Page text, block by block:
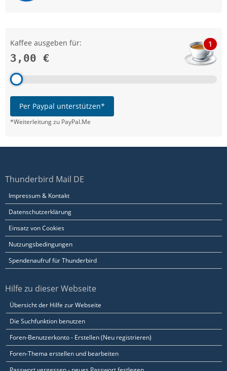
Kaffee ausgeben für:
3,00 €
1
Per Paypal unterstützen*
*Weiterleitung zu PayPal.Me
Thunderbird Mail DE
Impressum & Kontakt
Datenschutzerklärung
Einsatz von Cookies
Nutzungsbedingungen
Spendenaufruf für Thunderbird
Hilfe zu dieser Webseite
Übersicht der Hilfe zur Webseite
Die Suchfunktion benutzen
Foren-Benutzerkonto - Erstellen (Neu registrieren)
Foren-Thema erstellen und bearbeiten